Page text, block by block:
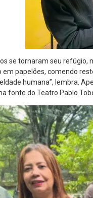
se tornaram seu
em papelões, comendo
humana”, lembra.
fonte do Teatro Pablo